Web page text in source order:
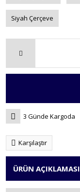
Siyah Çerçeve
3 Günde Kargoda
Karşılaştır
ÜRÜN AÇIKLAMASI